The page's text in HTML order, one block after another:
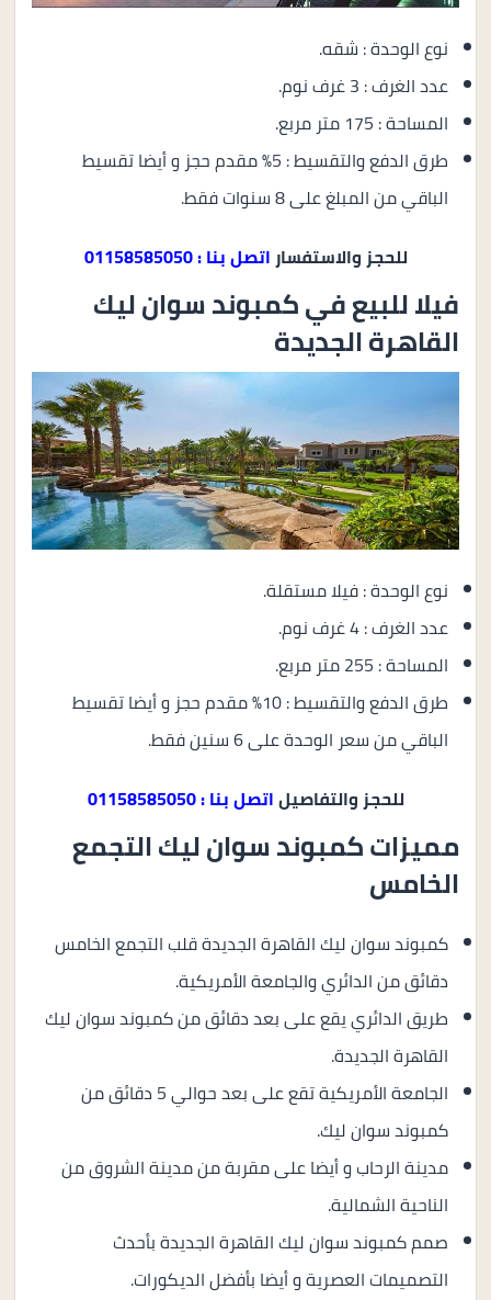
نوع الوحدة : شقه.
عدد الغرف : 3 غرف نوم.
المساحة : 175 متر مربع.
طرق الدفع والتقسيط : 5% مقدم حجز و أيضا تقسيط
الباقي من المبلغ على 8 سنوات فقط.
للحجز والاستفسار اتصل بنا : 01158585050
فيلا للبيع في كمبوند سوان ليك
القاهرة الجديدة
نوع الوحدة : فيلا مستقلة.
عدد الغرف : 4 غرف نوم.
المساحة : 255 متر مربع.
طرق الدفع والتقسيط : 10% مقدم حجز و أيضا تقسيط
الباقي من سعر الوحدة على 6 سنين فقط.
للحجز والتفاصيلاتصل بنا : 01158585050
مميزات كمبوند سوان ليك التجمع
الخامس
كمبوند سوان ليك القاهرة الجديدة قلب التجمع الخامس
دقائق من الدائري والجامعة الأمريكية.
طريق الدائري يقع على بعد دقائق من كمبوند سوان ليك
القاهرة الجديدة.
الجامعة الأمريكية تقع على بعد حوالي 5 دقائق من
كمبوند سوان ليك.
مدينة الرحاب و أيضا على مقربة من مدينة الشروق من
الناحية الشمالية.
صمم كمبوند سوان ليك القاهرة الجديدة بأحدث
التصميمات العصرية و أيضا بأفضل الديكورات.